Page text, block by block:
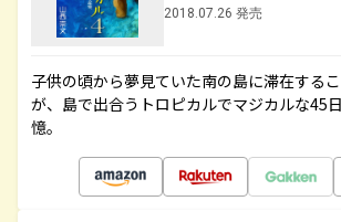
2018.07.26 発売
子供の頃から夢見ていた南の島に滞在する
が、島で出合うトロピカルでマジカルな45
憶。